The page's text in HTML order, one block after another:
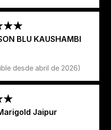
BLU KAUSHAMBI
desde abril de 2026)
Jaipur